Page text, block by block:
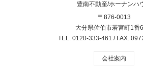
豊南不動産/ホーナンハ
〒876-0013
大分県佐伯市若宮町1番
TEL. 0120-333-461 / FAX.
会社案内